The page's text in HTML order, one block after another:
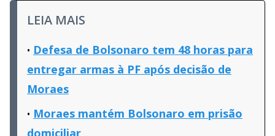
LEIA MAIS
Defesa de Bolsonaro tem 48 horas para
entregar armas à PF após decisão de
Moraes
Moraes mantém Bolsonaro em prisão
domiciliar